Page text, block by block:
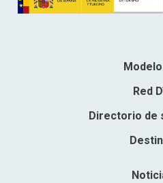
Modelo
Red
Directorio de